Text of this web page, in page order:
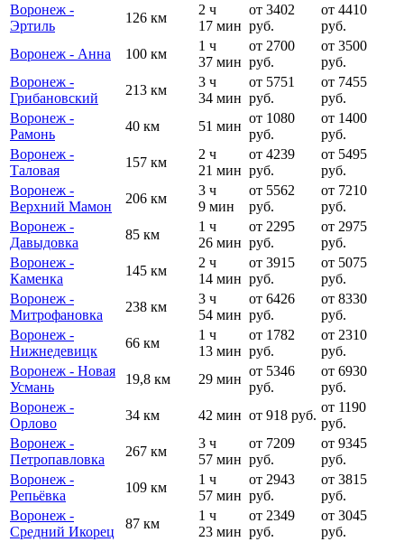
Воронеж -
Эртиль
126 км
2 ч
17 мин
от 3402
руб.
от 4410
руб.
Воронеж - Анна
100 км
1 ч
37 мин
от 2700
руб.
от 3500
руб.
Воронеж -
Грибановский
213 км
3 ч
34 мин
от 5751
руб.
от 7455
руб.
Воронеж -
Рамонь
40 км 51 мин
от 1080
руб.
от 1400
руб.
Воронеж -
Таловая
157 км
2 ч
21 мин
от 4239
руб.
от 5495
руб.
Воронеж -
Верхний Мамон
206 км
3 ч
9 мин
от 5562
руб.
от 7210
руб.
Воронеж -
Давыдовка
85 км
1 ч
26 мин
от 2295
руб.
от 2975
руб.
Воронеж -
Каменка
145 км
2 ч
14 мин
от 3915
руб.
от 5075
руб.
Воронеж -
Митрофановка
238 км
3 ч
54 мин
от 6426
руб.
от 8330
руб.
Воронеж -
Нижнедевицк
66 км
1 ч
13 мин
от 1782
руб.
от 2310
руб.
Воронеж - Новая
Усмань
19,8 км 29 мин
от 5346
руб.
от 6930
руб.
Воронеж -
Орлово
34 км 42 мин от 918 руб.
от 1190
руб.
Воронеж -
Петропавловка
267 км
3 ч
57 мин
от 7209
руб.
от 9345
руб.
Воронеж -
Репьёвка
109 км
1 ч
57 мин
от 2943
руб.
от 3815
руб.
Воронеж -
Средний Икорец
87 км
1 ч
23 мин
от 2349
руб.
от 3045
руб.